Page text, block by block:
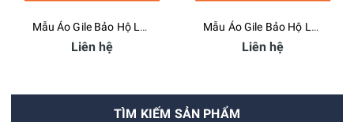
Mẫu Áo Gile Bảo Hộ Lao Động Màu Đỏ - Bamboo Uniform
Liên hệ
Mẫu Áo Gile Bảo Hộ Lao Động Màu Vàng 01 - Bamboo Uniform
Liên hệ
TÌM KIẾM SẢN PHẨM